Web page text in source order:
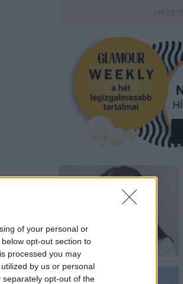
of your personal or
opt-out section to
processed you may
by us or personal
opt-out of the